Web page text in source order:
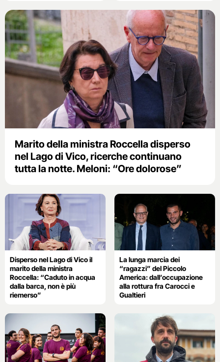
Marito della ministra Roccella disperso
nel Lago di Vico, ricerche continuano
tutta la notte. Meloni: “Ore dolorose”
Disperso nel Lago di Vico il
marito della ministra
Roccella: “Caduto in acqua
dalla barca, non è più
riemerso”
La lunga marcia dei
“ragazzi” del Piccolo
America: dall’occupazione
alla rottura fra Carocci e
Gualtieri